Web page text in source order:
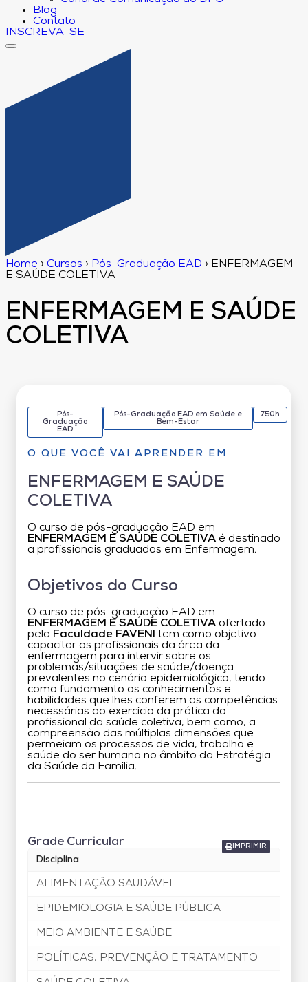
Blog
Contato
INSCREVA-SE
Home › Cursos › Pós-Graduação EAD › ENFERMAGEM
E SAÚDE COLETIVA
ENFERMAGEM E SAÚDE
COLETIVA
Pós-
Graduação
EAD
Pós-Graduação EAD em Saúde e
Bem-Estar
750h
O QUE VOCÊ VAI APRENDER EM
ENFERMAGEM E SAÚDE
COLETIVA
O curso de pós-graduação EAD em
ENFERMAGEM E SAÚDE COLETIVA é destinado
a profissionais graduados em Enfermagem.
Objetivos do Curso
O curso de pós-graduação EAD em
ENFERMAGEM E SAÚDE COLETIVA ofertado
pela Faculdade FAVENI
tem como objetivo
capacitar os profissionais da área da
enfermagem para intervir sobre os
problemas/situações de saúde/doença
prevalentes no cenário epidemiológico, tendo
como fundamento os conhecimentos e
habilidades que lhes conferem as competências
necessárias ao exercício da prática do
profissional da saúde coletiva, bem como, a
compreensão das múltiplas dimensões que
permeiam os processos de vida, trabalho e
saúde do ser humano no âmbito da Estratégia
da Saúde da Família.
IMPRIMIR
Grade Curricular
Disciplina
ALIMENTAÇÃO SAUDÁVEL
EPIDEMIOLOGIA E SAÚDE PÚBLICA
MEIO AMBIENTE E SAÚDE
POLÍTICAS, PREVENÇÃO E TRATAMENTO